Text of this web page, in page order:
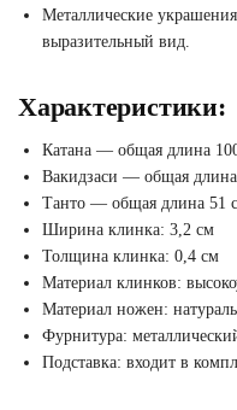
Металлические
выразительный вид.
Характеристики:
Катана — общая длина
Вакидзаси — общая
Танто — общая длина 51
Ширина клинка: 3,2 см
Толщина клинка: 0,4 см
Материал клинков:
Материал ножен:
Фурнитура:
Подставка: входит в